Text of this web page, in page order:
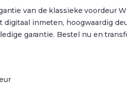
van de klassieke voordeur
digitaal inmeten, hoogwaardig
garantie. Bestel nu en